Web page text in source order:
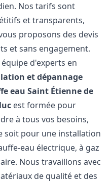
Nos tarifs sont
et transparents,
proposons des devis
et sans engagement.
d'experts en
et dépannage
eau Saint Étienne de
est formée pour
à tous vos besoins,
soit pour une installation
eau électrique, à gaz
Nous travaillons avec
de qualité et des